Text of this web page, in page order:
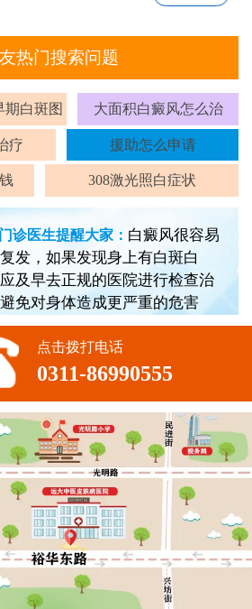
热门搜索问题
期白斑图 大面积白癜风怎么治
疗 援助怎么申请
308激光照白症状
诊医生提醒大家： 白癜风很容易
发，如果发现身上有白斑白
及早去正规的医院进行检查治
免对身体造成更严重的危害
点击拨打电话
0311-86990555